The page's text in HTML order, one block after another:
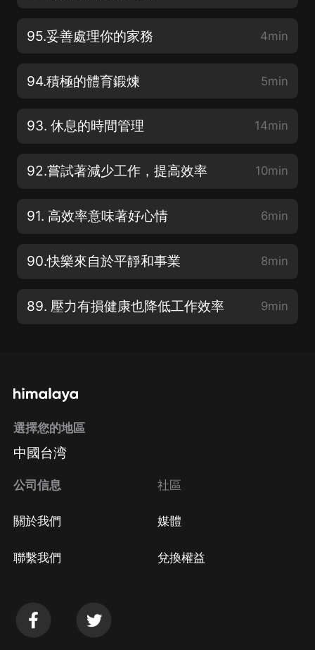
95.妥善處理你的家務 4min
94.積極的體育鍛煉 5min
93. 休息的時間管理 14min
92.嘗試著減少工作，提高效率 10min
91. 高效率意味著好心情 6min
90.快樂來自於平靜和事業 8min
89. 壓力有損健康也降低工作效率 9min
選擇您的地區
中國台湾
公司信息
關於我們
聯繫我們
社區
媒體
兌換權益